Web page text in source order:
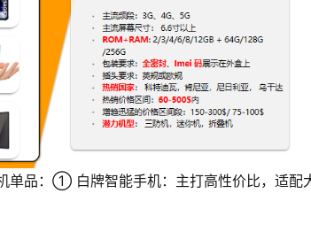
单品：① 白牌智能手机：主打高性价比，适配